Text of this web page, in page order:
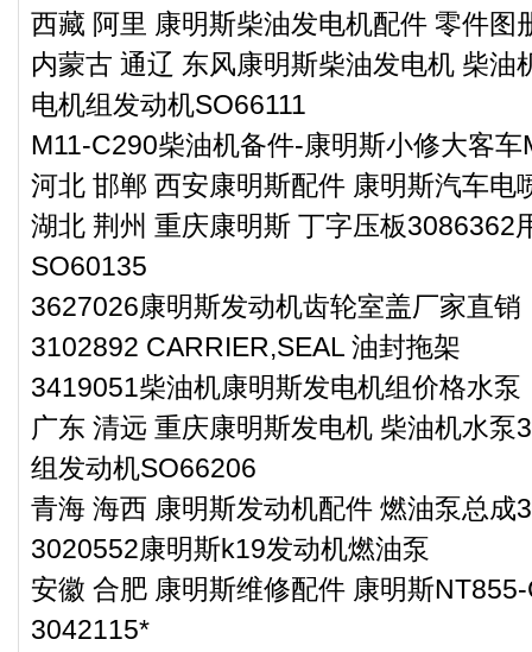
西藏 阿里 康明斯柴油发电机配件 零件图
内蒙古 通辽 东风康明斯柴油发电机 柴油
电机组发动机SO66111
M11-C290柴油机备件-康明斯小修大客
河北 邯郸 西安康明斯配件 康明斯汽车电
湖北 荆州 重庆康明斯 丁字压板3086362
SO60135
3627026康明斯发动机齿轮室盖厂家直销
3102892 CARRIER,SEAL 油封拖架
3419051柴油机康明斯发电机组价格水泵
广东 清远 重庆康明斯发电机 柴油机水泵
组发动机SO66206
青海 海西 康明斯发动机配件 燃油泵总成
3020552康明斯k19发动机燃油泵
安徽 合肥 康明斯维修配件 康明斯
3042115*